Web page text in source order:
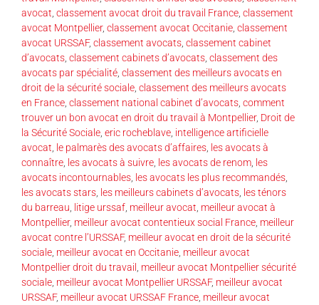
avocat classement avocat droit du travail France classement
avocat Montpellier, classement avocat Occitanie classement
avocat URSSAF, classement avocats classement cabinet
d’avocats classement cabinets d’avocats classement des
avocats par spécialité classement des meilleurs avocats en
droit de la sécurité sociale classement des meilleurs avocats
en France classement national cabinet d’avocats comment
trouver un bon avocat en droit du travail à Montpellier, Droit de
la Sécurité Sociale eric rocheblave intelligence artificielle
avocat le palmarès des avocats d’affaires les avocats à
connaître les avocats à suivre les avocats de renom les
avocats incontournables les avocats les plus recommandés
les avocats stars les meilleurs cabinets d’avocats les ténors
du barreau litige urssaf meilleur avocat meilleur avocat à
Montpellier, meilleur avocat contentieux social France meilleur
avocat contre l’URSSAF, meilleur avocat en droit de la sécurité
sociale meilleur avocat en Occitanie meilleur avocat
Montpellier droit du travail meilleur avocat Montpellier sécurité
sociale meilleur avocat Montpellier URSSAF, meilleur avocat
URSSAF, meilleur avocat URSSAF France meilleur avocat